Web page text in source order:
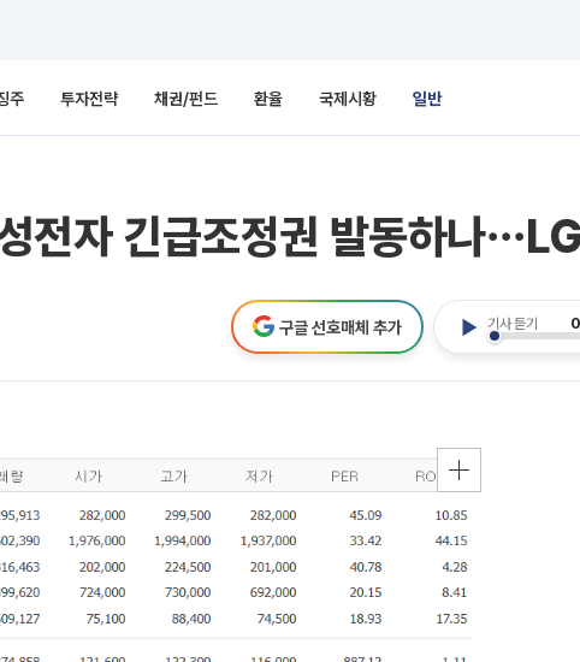
주 투자전략 채권/펀드 환율 국제시황 일반
전자 긴급조정권 발동하나
기사 듣기
구글 선호매체 추가